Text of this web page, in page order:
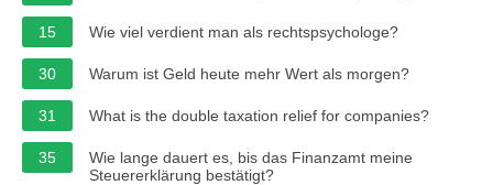
15 Wie viel verdient man als rechtspsychologe?
30 Warum ist Geld heute mehr Wert als morgen?
31 What is the double taxation relief for companies?
35
Wie lange dauert es, bis das Finanzamt meine
Steuererklärung bestätigt?